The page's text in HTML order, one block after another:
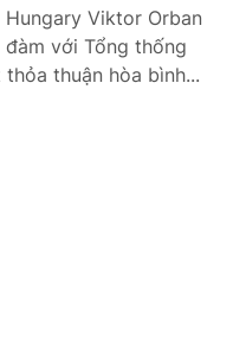
Viktor Orban
với Tổng thống
thuận hòa bình...